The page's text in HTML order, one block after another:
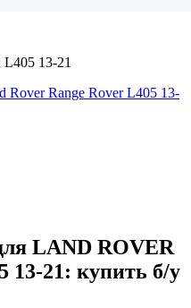
13-21
Rover Range Rover L405 13-
LAND ROVER
13-21: купить б/у